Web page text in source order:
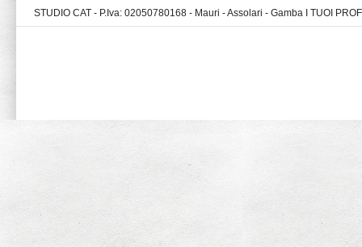
STUDIO CAT - P.Iva: 02050780168 - Mauri - Assolari - Gamba I TUOI